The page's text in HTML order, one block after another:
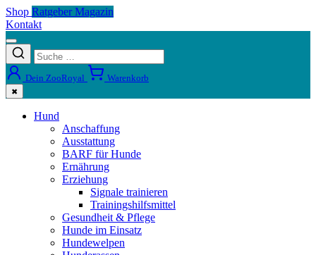
Shop Ratgeber Magazin
Kontakt
Dein ZooRoyal Warenkorb
✖
Hund
Anschaffung
Ausstattung
BARF für Hunde
Ernährung
Erziehung
Signale trainieren
Trainingshilfsmittel
Gesundheit & Pflege
Hunde im Einsatz
Hundewelpen